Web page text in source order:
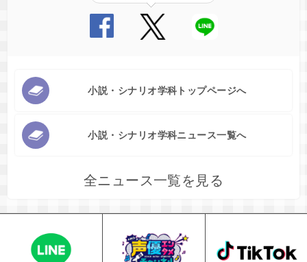
小説・シナリオ学科トップページへ
小説・シナリオ学科ニュース一覧へ
全ニュース一覧を見る